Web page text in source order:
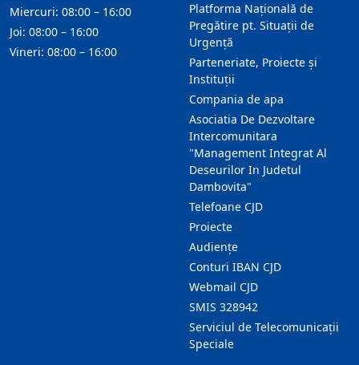
Platforma Națională de
Pregătire pt. Situații de
Urgență
Parteneriate, Proiecte și
Instituții
Compania de apa
Asociatia De Dezvoltare
Intercomunitara
"Management Integrat Al
Deseurilor In Judetul
Dambovita"
Telefoane CJD
Proiecte
Audienţe
Conturi IBAN CJD
Webmail CJD
SMIS 328942
Serviciul de Telecomunicații
Speciale
Miercuri: 08:00 – 16:00
Joi: 08:00 – 16:00
Vineri: 08:00 – 16:00